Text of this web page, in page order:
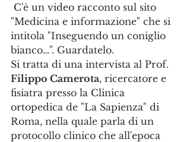
"Medicina e informazione" che si
intitola "Inseguendo un coniglio
bianco…". Guardatelo.
Si tratta di una intervista al Prof.
Filippo Camerota, ricercatore e
fisiatra presso la Clinica
ortopedica de "La Sapienza" di
Roma, nella quale parla di un
protocollo clinico che all'epoca